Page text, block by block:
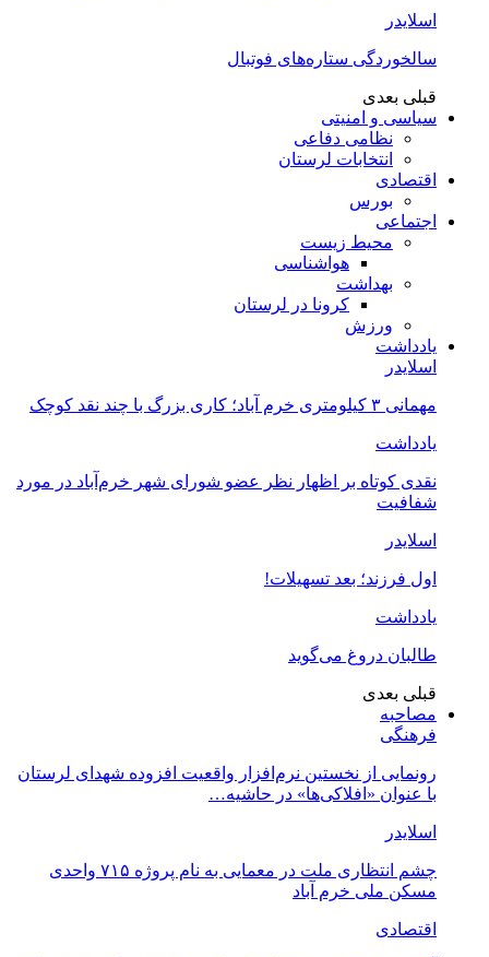
اسلایدر
سالخوردگی ستاره‌های فوتبال
قبلی بعدی
سیاسی و امنیتی
نظامی دفاعی
انتخابات لرستان
اقتصادی
بورس
اجتماعی
محیط زیست
هواشناسی
بهداشت
کرونا در لرستان
ورزش
یادداشت
اسلایدر
مهمانی ۳ کیلومتری خرم آباد؛ کاری بزرگ با چند نقد کوچک
یادداشت
نقدی کوتاه بر اظهار نظر عضو شورای شهر خرم‌آباد در مورد
شفافیت
اسلایدر
اول فرزند؛ بعد تسهیلات!
یادداشت
طالبان دروغ می‌گوید
قبلی بعدی
مصاحبه
فرهنگی
رونمایی از نخستین نرم‌افزار واقعیت افزوده شهدای لرستان
با عنوان «افلاکی‌ها» در حاشیه…
اسلایدر
چشم انتظاری ملت در معمایی به نام پروژه ۷۱۵ واحدی
مسکن ملی خرم آباد
اقتصادی